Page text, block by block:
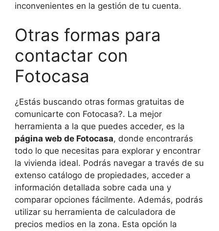
inconvenientes en la gestión de tu cuenta.
Otras formas para
contactar con
Fotocasa
¿Estás buscando otras formas gratuitas de
comunicarte con Fotocasa?. La mejor
herramienta a la que puedes acceder, es la
página web de Fotocasa, donde encontrarás
todo lo que necesitas para explorar y encontrar
la vivienda ideal. Podrás navegar a través de su
extenso catálogo de propiedades, acceder a
información detallada sobre cada una y
comparar opciones fácilmente. Además, podrás
utilizar su herramienta de calculadora de
precios medios en la zona. Esta opción la